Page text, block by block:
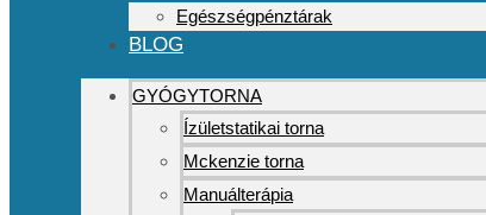
Egészségpénztárak
BLOG
GYÓGYTORNA
Ízületstatikai torna
Mckenzie torna
Manuálterápia